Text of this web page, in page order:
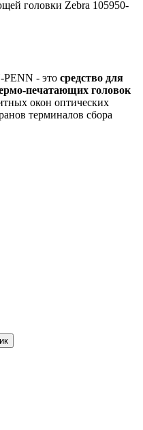
- это средство для
печатающих головок
окон оптических
терминалов сбора